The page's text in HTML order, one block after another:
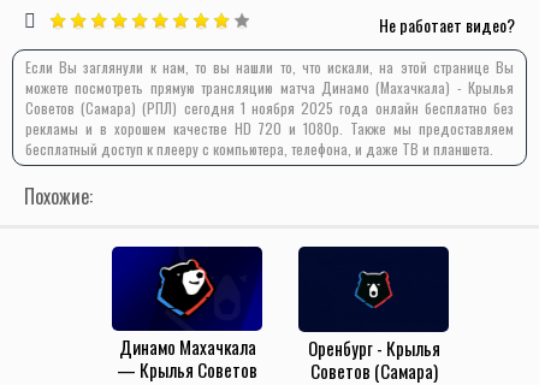
Не работает видео?
Если Вы заглянули к нам, то вы нашли то, что искали, на этой странице Вы
можете посмотреть прямую трансляцию матча Динамо (Махачкала) - Крылья
Советов (Самара) (РПЛ) сегодня 1 ноября 2025 года онлайн бесплатно без
рекламы и в хорошем качестве HD 720 и 1080p. Также мы предоставляем
бесплатный доступ к плееру с компьютера, телефона, и даже ТВ и планшета.
Похожие:
Динамо Махачкала
— Крылья Советов
Оренбург - Крылья
Советов (Самара)